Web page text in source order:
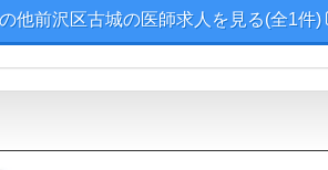
他前沢区古城の医師求人を見る(全1件)